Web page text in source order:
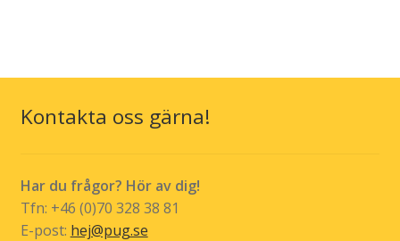
De
Kontakta oss gärna!
Har du frågor? Hör av dig!
Tfn: +46 (0)70 328 38 81
E-post: hej@pug.se